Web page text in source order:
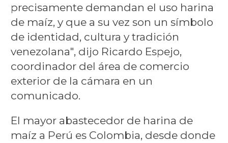
precisamente demandan el uso harina
de maíz, y que a su vez son un símbolo
de identidad, cultura y tradición
venezolana", dijo Ricardo Espejo,
coordinador del área de comercio
exterior de la cámara en un
comunicado.
El mayor abastecedor de harina de
maíz a Perú es Colombia, desde donde